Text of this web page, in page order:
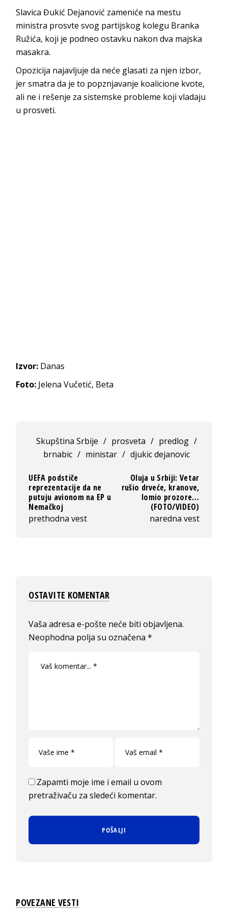
Slavica Đukić Dejanović zameniće na mestu
ministra prosvte svog partijskog kolegu Branka
Ružića, koji je podneo ostavku nakon dva majska
masakra.
Opozicija najavljuje da neće glasati za njen izbor,
jer smatra da je to popznjavanje koalicione kvote,
ali ne i rešenje za sistemske probleme koji vladaju
u prosveti.
Izvor: Danas
Foto: Jelena Vučetić, Beta
Skupština Srbije / prosveta / predlog /
brnabic / ministar / djukic dejanovic
UEFA podstiče
reprezentacije da ne
putuju avionom na EP u
Nemačkoj
prethodna vest
Oluja u Srbiji: Vetar
rušio drveće, kranove,
lomio prozore…
(FOTO/VIDEO)
naredna vest
OSTAVITE KOMENTAR
Vaša adresa e-pošte neće biti objavljena.
Neophodna polja su označena*
Zapamti moje ime i email u ovom
pretraživaču za sledeći komentar.
POVEZANE VESTI